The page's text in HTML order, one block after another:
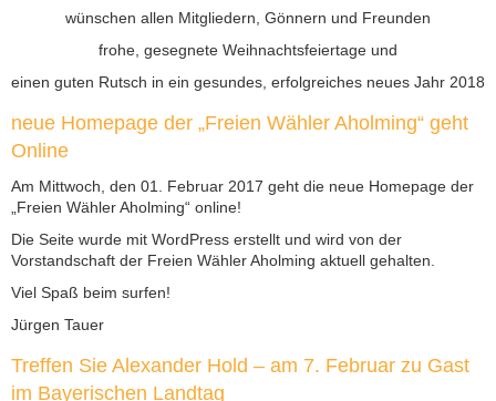
wünschen allen Mitgliedern, Gönnern und Freunden
frohe, gesegnete Weihnachtsfeiertage und
einen guten Rutsch in ein gesundes, erfolgreiches neues Jahr 2018
neue Homepage der „Freien Wähler Aholming“ geht
Online
Am Mittwoch, den 01. Februar 2017 geht die neue Homepage der
„Freien Wähler Aholming“ online!
Die Seite wurde mit WordPress erstellt und wird von der
Vorstandschaft der Freien Wähler Aholming aktuell gehalten.
Viel Spaß beim surfen!
Jürgen Tauer
Treffen Sie Alexander Hold – am 7. Februar zu Gast
im Bayerischen Landtag